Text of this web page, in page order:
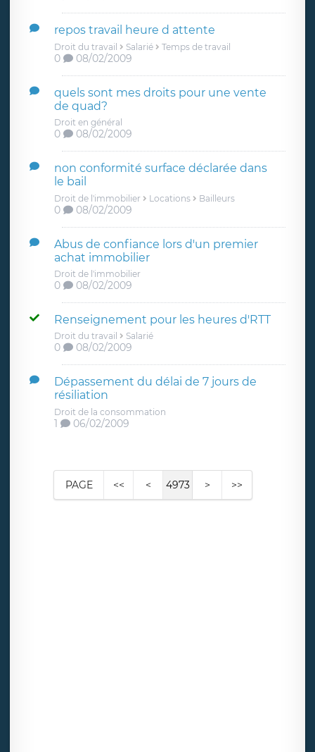
repos travail heure d attente
Droit du travail Salarié Temps de travail
0 08/02/2009
quels sont mes droits pour une vente
de quad?
Droit en général
0 08/02/2009
non conformité surface déclarée dans
le bail
Droit de l'immobilier Locations Bailleurs
0 08/02/2009
Abus de confiance lors d'un premier
achat immobilier
Droit de l'immobilier
0 08/02/2009
Renseignement pour les heures d'RTT
Droit du travail Salarié
0 08/02/2009
Dépassement du délai de 7 jours de
résiliation
Droit de la consommation
1 06/02/2009
PAGE << < 4973 > >>